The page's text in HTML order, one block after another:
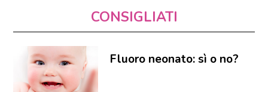
CONSIGLIATI
Fluoro neonato: sì o no?